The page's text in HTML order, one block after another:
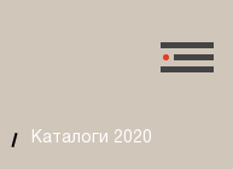
Каталоги 2020